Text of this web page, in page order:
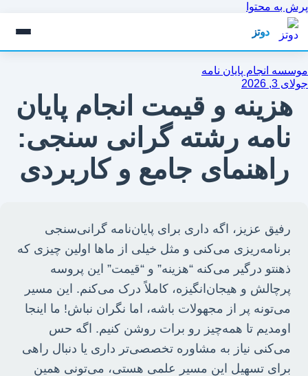
پرش به محتوا
دوتز
موسسه انجام پایان نامه
جولای 3, 2026
هزینه و قیمت انجام پایان
نامه رشته گرانی سنجی:
راهنمای جامع و کاربردی
رفیق عزیز، اگه داری برای پایان‌نامه گرانی‌سنجی
برنامه‌ریزی می‌کنی و مثل خیلی از ماها اولین چیزی که
ذهنتو درگیر می‌کنه “هزینه” و “قیمت” این پروسه
پرچالش و هیجان‌انگیزه، کاملاً درک می‌کنم. این مسیر
می‌تونه پر از مجهولات باشه، اما نگران نباش! ما اینجا
اومدیم تا همه‌چیز رو برات روشن کنیم. اگه حس
می‌کنی نیاز به مشاوره تخصصی‌تر داری یا دنبال راهی
برای تسهیل این مسیر علمی هستی، می‌تونی همین